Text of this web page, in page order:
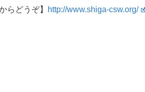
らどうぞ】
http://www.shiga-csw.org/